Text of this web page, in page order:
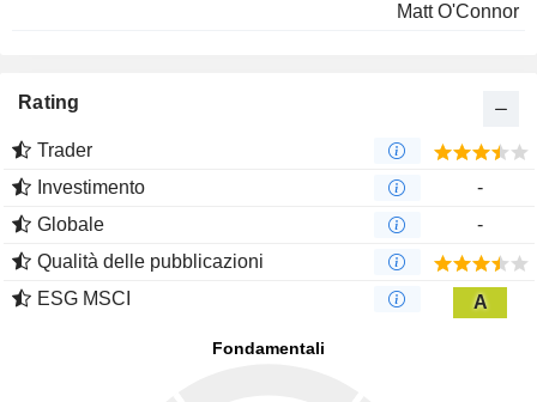
Matt O'Connor
Rating
Trader
Investimento
-
Globale
-
Qualità delle pubblicazioni
ESG MSCI
A